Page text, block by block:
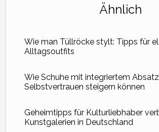
Ähnlich
Wie man Tüllröcke stylt: Tipps für
Alltagsoutfits
Wie Schuhe mit integriertem
Selbstvertrauen steigern können
Geheimtipps für Kulturliebhaber
Kunstgalerien in Deutschland